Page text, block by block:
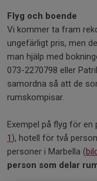
Flyg och boende
Vi kommer ta fram
ungefärligt pris, men
man hjälp med
073-2270798 eller
samordna så att de
rumskompisar.
Exempel på flyg för en
1), hotell för två
personer i Marbella (
person som delar